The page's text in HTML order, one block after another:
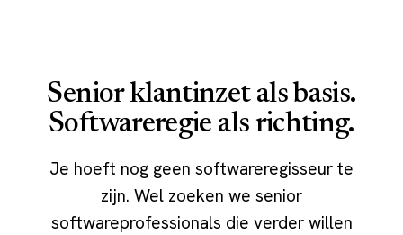
Senior klantinzet als basis.
Softwareregie als richting.
Je hoeft nog geen softwareregisseur te
zijn. Wel zoeken we senior
softwareprofessionals die verder willen